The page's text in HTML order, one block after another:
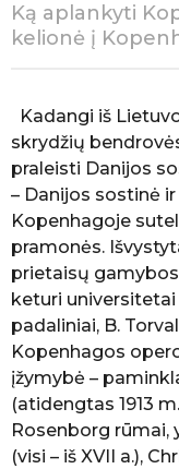
a
g
m
.
a
o
Ką aplankyti
kelionė į
k
e
l
b
K
e
l
i
a
u
t
o
j
a
Kadangi iš
skrydžių
praleisti Danijos
– Danijos sostinė
Kopenhagoje
pramonės.
prietaisų
keturi
padaliniai, B.
Kopenhagos
įžymybė –
(atidengtas 1913
Rosenborg rūmai,
(visi – iš XVII a.),